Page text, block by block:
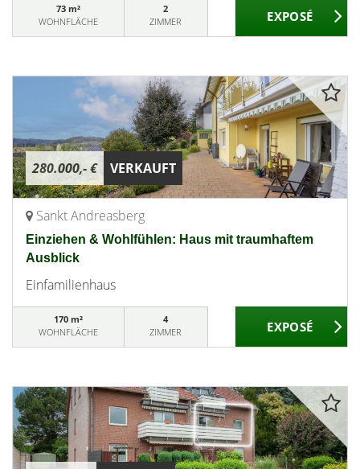
73 m²
WOHNFLÄCHE
2
ZIMMER
280.000,- € VERKAUFT
Sankt Andreasberg
Einziehen & Wohlfühlen: Haus mit traumhaftem
Ausblick
Einfamilienhaus
170 m²
WOHNFLÄCHE
4
ZIMMER